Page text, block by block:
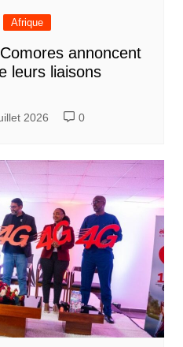
Afrique
annoncent
leurs liaisons
2026 0